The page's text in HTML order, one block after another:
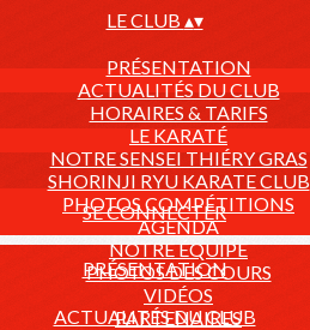
LE CLUB ▴▾
PRÉSENTATION
ACTUALITÉS DU CLUB
HORAIRES & TARIFS
LE KARATÉ
NOTRE SENSEI THIÉRY GRAS
SHORINJI RYU KARATE CLUB
PHOTOS COMPÉTITIONS
AGENDA
NOTRE ÉQUIPE
PHOTOS DES COURS
VIDÉOS
PARTENAIRES
SE CONNECTER
PRÉSENTATION
ACTUALITÉS DU CLUB